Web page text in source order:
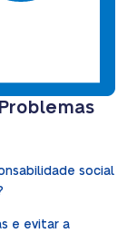
social
e evitar a